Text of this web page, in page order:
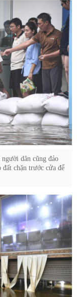
dân cũng đảo
chặn trước cửa để